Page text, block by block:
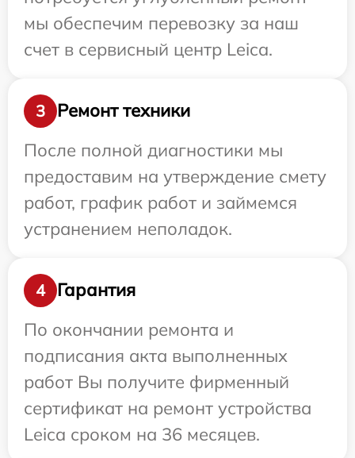
мы обеспечим перевозку за наш
счет в сервисный центр Leica.
3
Ремонт техники
После полной диагностики мы
предоставим на утверждение смету
работ, график работ и займемся
устранением неполадок.
4
Гарантия
По окончании ремонта и
подписания акта выполненных
работ Вы получите фирменный
сертификат на ремонт устройства
Leica сроком на 36 месяцев.